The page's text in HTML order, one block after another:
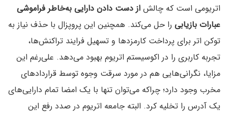
اتریومی است که چالش از دست دادن دارایی به‌خاطر فراموشی
عبارات بازیابی را حل می‌کند. همچنین این پروپزال با حذف نیاز به
توکن اتر برای پرداخت کارمزد‌ها و تسهیل فرایند تراکنش‌ها،
تجربه کاربری را در اکوسیستم اتریوم بهبود می‌دهد. علی‌رغم این
مزایا، نگرانی‌هایی هم در مورد سرقت وجوه توسط قراردادهای
مخرب وجود دارد؛ چراکه می‌توان تنها با یک امضا تمام دارایی‌های
یک آدرس را تخلیه کرد. البته جامعه اتریوم در صدد رفع این